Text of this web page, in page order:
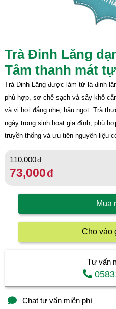
Trà Đinh Lăng
Tâm thanh mát
Trà Đinh Lăng được làm từ lá đinh
phù hợp, sơ chế sạch và sấy khô
và vị hơi đắng nhẹ, hậu ngọt. Trà
ngày trong sinh hoạt gia đình, phù
truyền thống và ưu tiên nguyên liệu
110,000
73,000
Mua
Cho vào
Tư vấn
Chat tư vấn miễn phí